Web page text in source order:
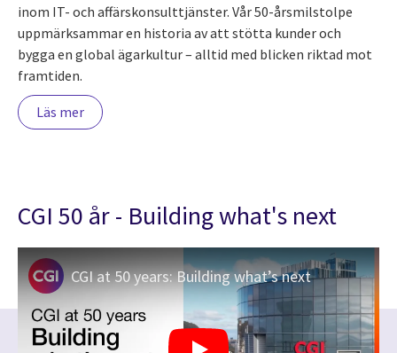
inom IT- och affärskonsulttjänster. Vår 50-årsmilstolpe
uppmärksammar en historia av att stötta kunder och
bygga en global ägarkultur – alltid med blicken riktad mot
framtiden.
Läs mer
CGI 50 år - Building what's next
CGI at 50 years: Building what’s next